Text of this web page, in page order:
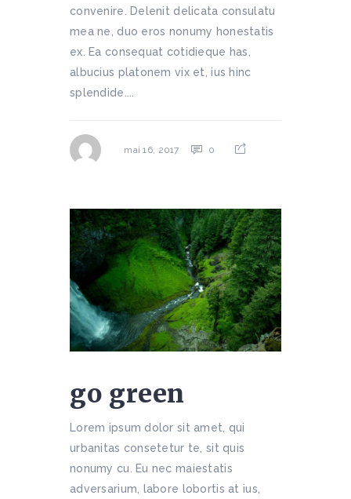
convenire. Delenit delicata consulatu
mea ne, duo eros nonumy honestatis
ex. Ea consequat cotidieque has,
albucius platonem vix et, ius hinc
splendide....
mai 16, 2017 0
go green
Lorem ipsum dolor sit amet, qui
urbanitas consetetur te, sit quis
nonumy cu. Eu nec maiestatis
adversarium, labore lobortis at ius,